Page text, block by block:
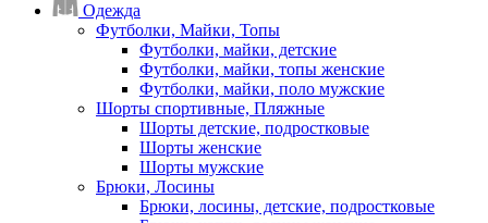
Одежда
Футболки, Майки, Топы
Футболки, майки, детские
Футболки, майки, топы женские
Футболки, майки, поло мужские
Шорты спортивные, Пляжные
Шорты детские, подростковые
Шорты женские
Шорты мужские
Брюки, Лосины
Брюки, лосины, детские, подростковые